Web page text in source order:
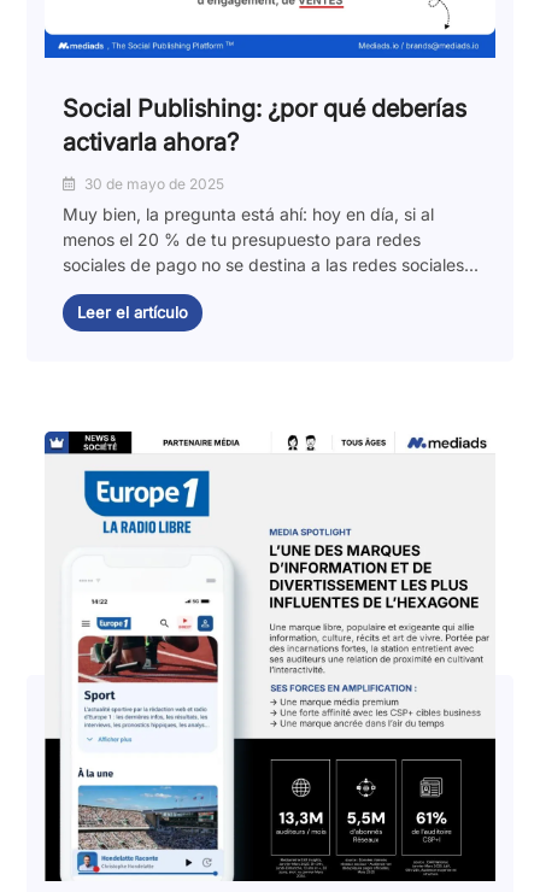
Social Publishing: ¿por qué deberías
activarla ahora?
30 de mayo de 2025
Muy bien, la pregunta está ahí: hoy en día, si al
menos el 20 % de tu presupuesto para redes
sociales de pago no se destina a las redes sociales...
Leer el artículo